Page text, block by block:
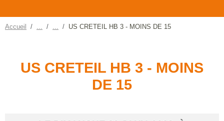
Accueil US CRETEIL HB 3 - MOINS DE 15
US CRETEIL HB 3 - MOINS
DE 15